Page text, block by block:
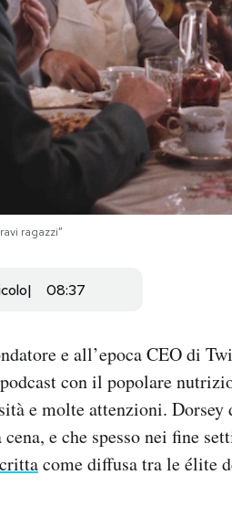
ragazzi”
08:37
e all’epoca CEO di
con il popolare
e molte attenzioni. Dorsey
e che spesso nei fine
come diffusa tra le élite